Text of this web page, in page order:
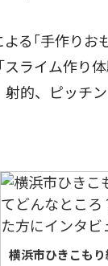
る｢手作りお
ライム作り
的、ピッチ
横浜市ひきこも